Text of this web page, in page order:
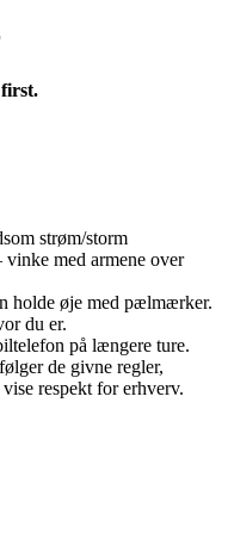
strøm/storm
med armene over
holde øje med pælmærker.
du er.
på længere ture.
de givne regler,
respekt for erhverv.